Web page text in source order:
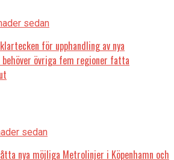
sedan
för upphandling av nya
övriga fem regioner fatta
sedan
nya möjliga Metrolinjer i Köpenhamn och